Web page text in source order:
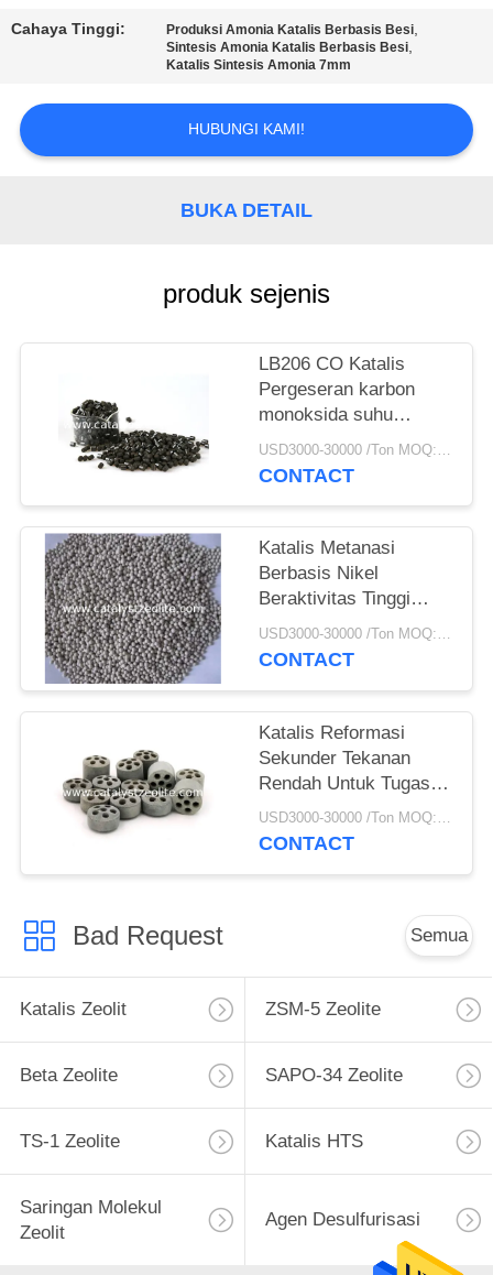
KASUS
SITEMAP
Cahaya Tinggi: Produksi Amonia Katalis Berbasis Besi,
Sintesis Amonia Katalis Berbasis Besi,
Katalis Sintesis Amonia 7mm
HUBUNGI KAMI!
BUKA DETAIL
produk sejenis
LB206 CO Katalis
Pergeseran karbon
monoksida suhu
rendah
USD3000-30000 /Ton MOQ:1 KG
CONTACT
Katalis Metanasi
Berbasis Nikel
Beraktivitas Tinggi
Untuk Produksi SyngasUSD3000-30000 /Ton MOQ:1 Kg
CONTACT
Katalis Reformasi
Sekunder Tekanan
Rendah Untuk Tugas
Preforming Dalam
Amonia atau Produk
USD3000-30000 /Ton MOQ:1 Kg
CONTACT
Bad Request Semua
Katalis Zeolit ZSM-5 Zeolite
Beta Zeolite SAPO-34 Zeolite
TS-1 Zeolite Katalis HTS
Saringan Molekul
Zeolit
Agen Desulfurisasi